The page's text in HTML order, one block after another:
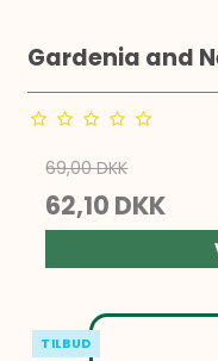
Gardenia and
69,00 DKK
62,10 DKK
TILBUD